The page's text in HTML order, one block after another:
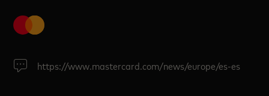
https://www.mastercard.com/news/europe/es-es